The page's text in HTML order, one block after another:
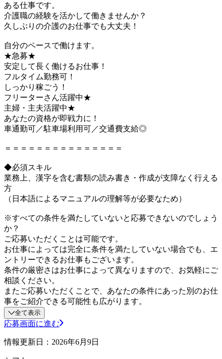
ある仕事です。
介護職の経験を活かして働きませんか？
久しぶりの介護のお仕事でも大丈夫！
自分のペースで働けます。
★急募★
安定して長く働けるお仕事！
フルタイム勤務可！
しっかり稼ごう！
フリーターさん活躍中★
主婦・主夫活躍中★
あなたの資格が即戦力に！
車通勤可／駐車場利用可／交通費支給◎
＝＝＝＝＝＝＝＝＝＝＝＝＝＝＝
◆必須スキル
業務上、漢字を含む書類の読み書き・作成が支障なく行える
方
（日本語によるマニュアルの理解等が必要なため）
※すべての条件を満たしていないと応募できないのでしょう
か？
ご応募いただくことは可能です。
お仕事によっては完全に条件を満たしていない場合でも、エ
ントリーできるお仕事もございます。
条件の厳密さはお仕事によって異なりますので、お気軽にご
相談ください。
またご応募いただくことで、あなたの条件にあった別のお仕
事をご紹介できる可能性も広がります。
全て表示
応募画面に進む
情報更新日：2026年6月9日